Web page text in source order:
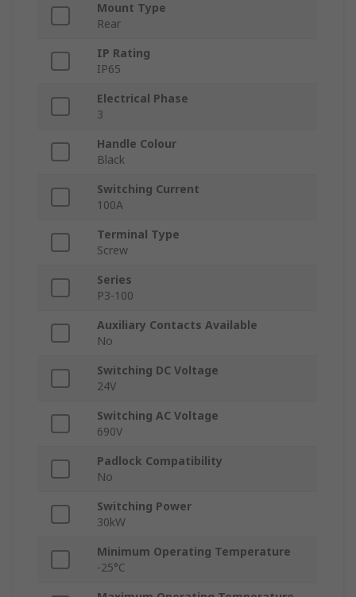
Mount Type
Rear
IP Rating
IP65
Electrical Phase
3
Handle Colour
Black
Switching Current
100A
Terminal Type
Screw
Series
P3-100
Auxiliary Contacts Available
No
Switching DC Voltage
24V
Switching AC Voltage
690V
Padlock Compatibility
No
Switching Power
30kW
Minimum Operating Temperature
-25°C